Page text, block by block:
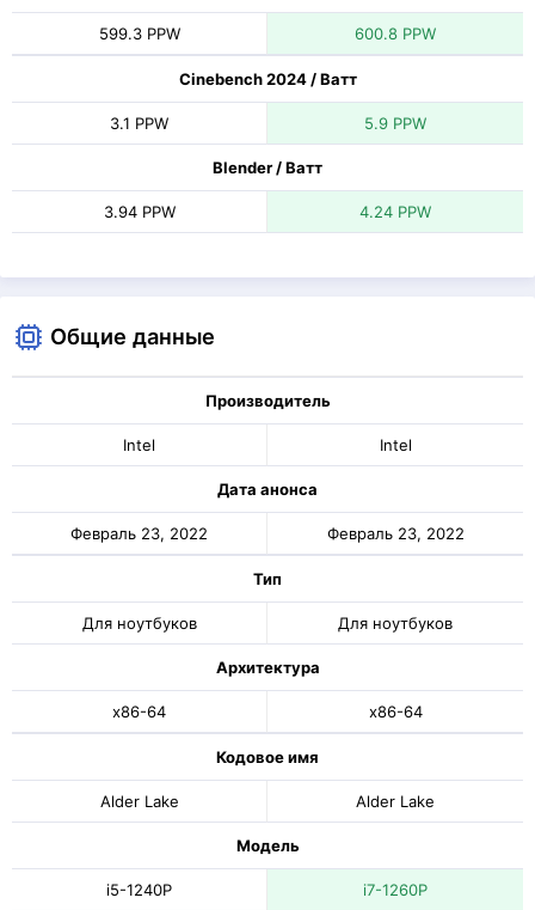
599.3 PPW 600.8 PPW
Cinebench 2024 / Ватт
3.1 PPW 5.9 PPW
Blender / Ватт
3.94 PPW 4.24 PPW
Общие данные
Производитель
Intel Intel
Дата анонса
Февраль 23, 2022 Февраль 23, 2022
Тип
Для ноутбуков Для ноутбуков
Архитектура
x86-64 x86-64
Кодовое имя
Alder Lake Alder Lake
Модель
i5-1240P i7-1260P